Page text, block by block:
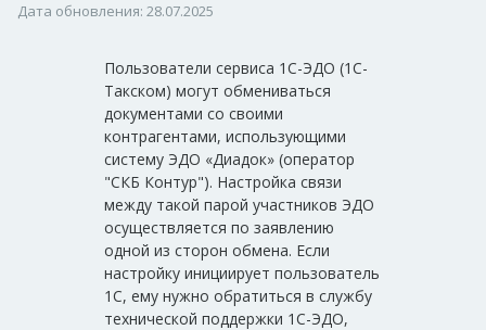
Дата обновления: 28.07.2025
Пользователи сервиса 1С-ЭДО (1С-
Такском) могут обмениваться
документами со своими
контрагентами, использующими
систему ЭДО «Диадок» (оператор
"СКБ Контур"). Настройка связи
между такой парой участников ЭДО
осуществляется по заявлению
одной из сторон обмена. Если
настройку инициирует пользователь
1С, ему нужно обратиться в службу
технической поддержки 1С-ЭДО,